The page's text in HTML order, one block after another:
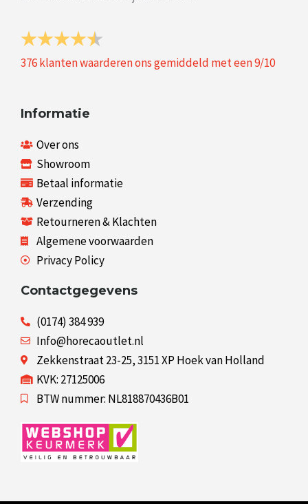
376klanten waarderen ons gemiddeld met een9/10
Informatie
Over ons
Showroom
Betaal informatie
Verzending
Retourneren & Klachten
Algemene voorwaarden
Privacy Policy
Contactgegevens
(0174) 384 939
Info@horecaoutlet.nl
Zekkenstraat 23-25, 3151 XP Hoek van Holland
KVK: 27125006
BTW nummer: NL818870436B01